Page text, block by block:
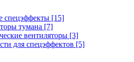
спецэффекты [15]
тумана [7]
вентиляторы [3]
для спецэффектов [5]